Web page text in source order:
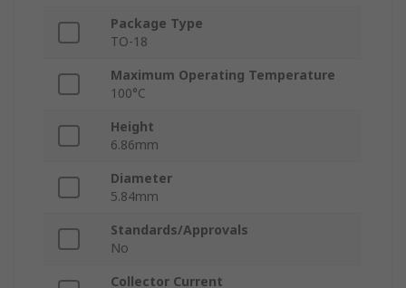
Package Type
TO-18
Maximum Operating Temperature
100°C
Height
6.86mm
Diameter
5.84mm
Standards/Approvals
No
Collector Current